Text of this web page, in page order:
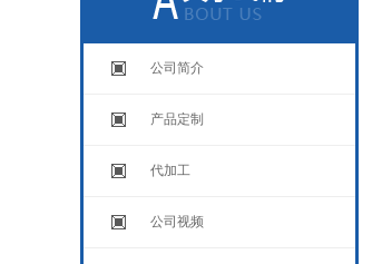
公司简介
产品定制
代加工
公司视频